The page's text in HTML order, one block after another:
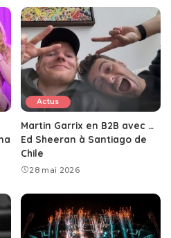
Actus
Martin Garrix en B2B avec …
Ed Sheeran à Santiago de
Chile
28 mai 2026